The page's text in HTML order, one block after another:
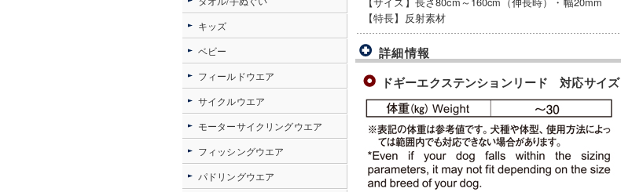
【特長】反射素材
詳細情報
ドギーエクステンションリード 対応サイズ
キッズ
ベビー
フィールドウエア
サイクルウエア
モーターサイクリングウエア
フィッシングウエア
パドリングウエア